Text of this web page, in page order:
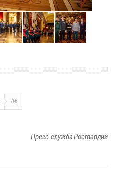
766
Пресс-служба Росгвардии